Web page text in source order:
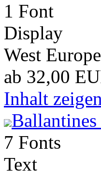
1 Font
Display
West
ab 32,00
Inhalt
7 Fonts
Text